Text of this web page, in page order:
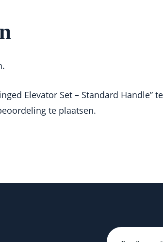
Elevator Set – Standard Handle”
te plaatsen.
Untitled